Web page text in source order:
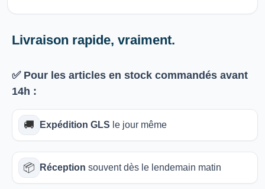
Livraison rapide, vraiment.
✅ Pour les articles en stock commandés avant
14h :
🚚 Expédition GLS le jour même
📦 Réception souvent dès le lendemain matin